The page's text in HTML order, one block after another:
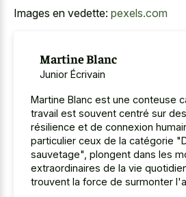
Images en vedette: pexels.com
Martine Blanc
Junior Écrivain
Martine Blanc est une conteuse
travail est souvent centré sur
résilience et de connexion
particulier ceux de la catégorie
sauvetage", plongent dans les
extraordinaires de la vie
trouvent la force de surmonter